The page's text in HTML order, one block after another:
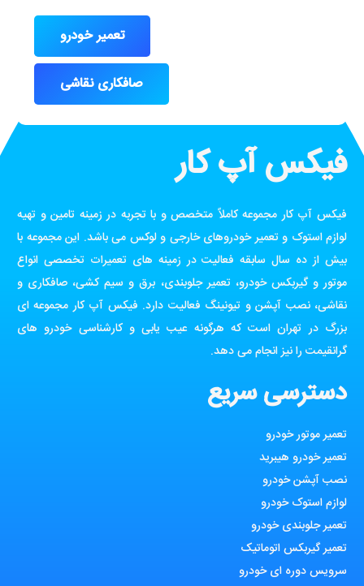
تعمیر خودرو
صافکاری نقاشی
فیکس آپ کار
فیکس آپ کار مجموعه کاملاً متخصص و با تجربه در زمینه تامین و تهیه
لوازم استوک و تعمیر خودروهای خارجی و لوکس می باشد. این مجموعه با
بیش از ده سال سابقه فعالیت در زمینه های تعمیرات تخصصی انواع
موتور و گیربکس خودرو، تعمیر جلوبندی، برق و سیم کشی، صافکاری و
نقاشی، نصب آپشن و تیونینگ فعالیت دارد. فیکس آپ کار مجموعه ای
بزرگ در تهران است که هرگونه عیب یابی و کارشناسی خودرو های
گرانقیمت را نیز انجام می دهد.
دسترسی سریع
تعمیر موتور خودرو
تعمیر خودرو هیبرید
نصب آپشن خودرو
لوازم استوک خودرو
تعمیر جلوبندی خودرو
تعمیر گیربکس اتوماتیک
سرویس دوره ای خودرو